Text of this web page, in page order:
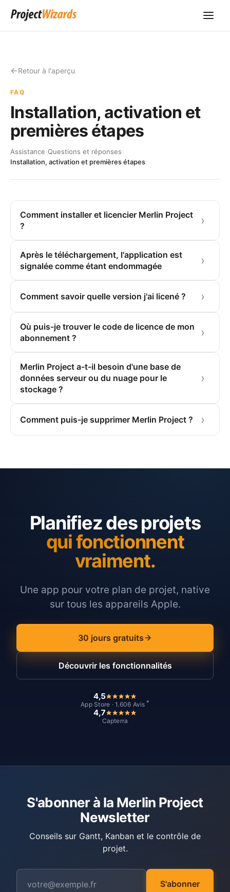
Retour à l'aperçu
FAQ
Installation, activation et
premières étapes
Assistance›Questions et réponses›
Installation, activation et premières étapes
Comment installer et licencier Merlin Project
?
Après le téléchargement, l'application est
signalée comme étant endommagée
Comment savoir quelle version j'ai licené ?
Où puis-je trouver le code de licence de mon
abonnement ?
Merlin Project a-t-il besoin d'une base de
données serveur ou du nuage pour le
stockage ?
Comment puis-je supprimer Merlin Project ?
Planifiez des projets
qui fonctionnent
vraiment.
Une app pour votre plan de projet, native
sur tous les appareils Apple.
30 jours gratuits
Découvrir les fonctionnalités
4,5
App Store · 1.606 Avis *
4,7
Capterra
S'abonner à la Merlin Project
Newsletter
Conseils sur Gantt, Kanban et le contrôle de
projet.
S'abonner